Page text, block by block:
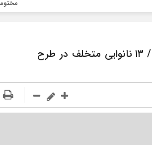
مختومه شدن ۴۱۶ پرونده در هیئت‌های صلح ایلام
متخلفان نان در ایلام زیر ذره‌بین تعزیرات / ۱۳ نانوایی متخلف در طرح